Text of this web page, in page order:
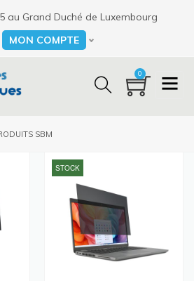
au Grand Duché de Luxembourg
your language
MON COMPTE
0
SBM
STOCK